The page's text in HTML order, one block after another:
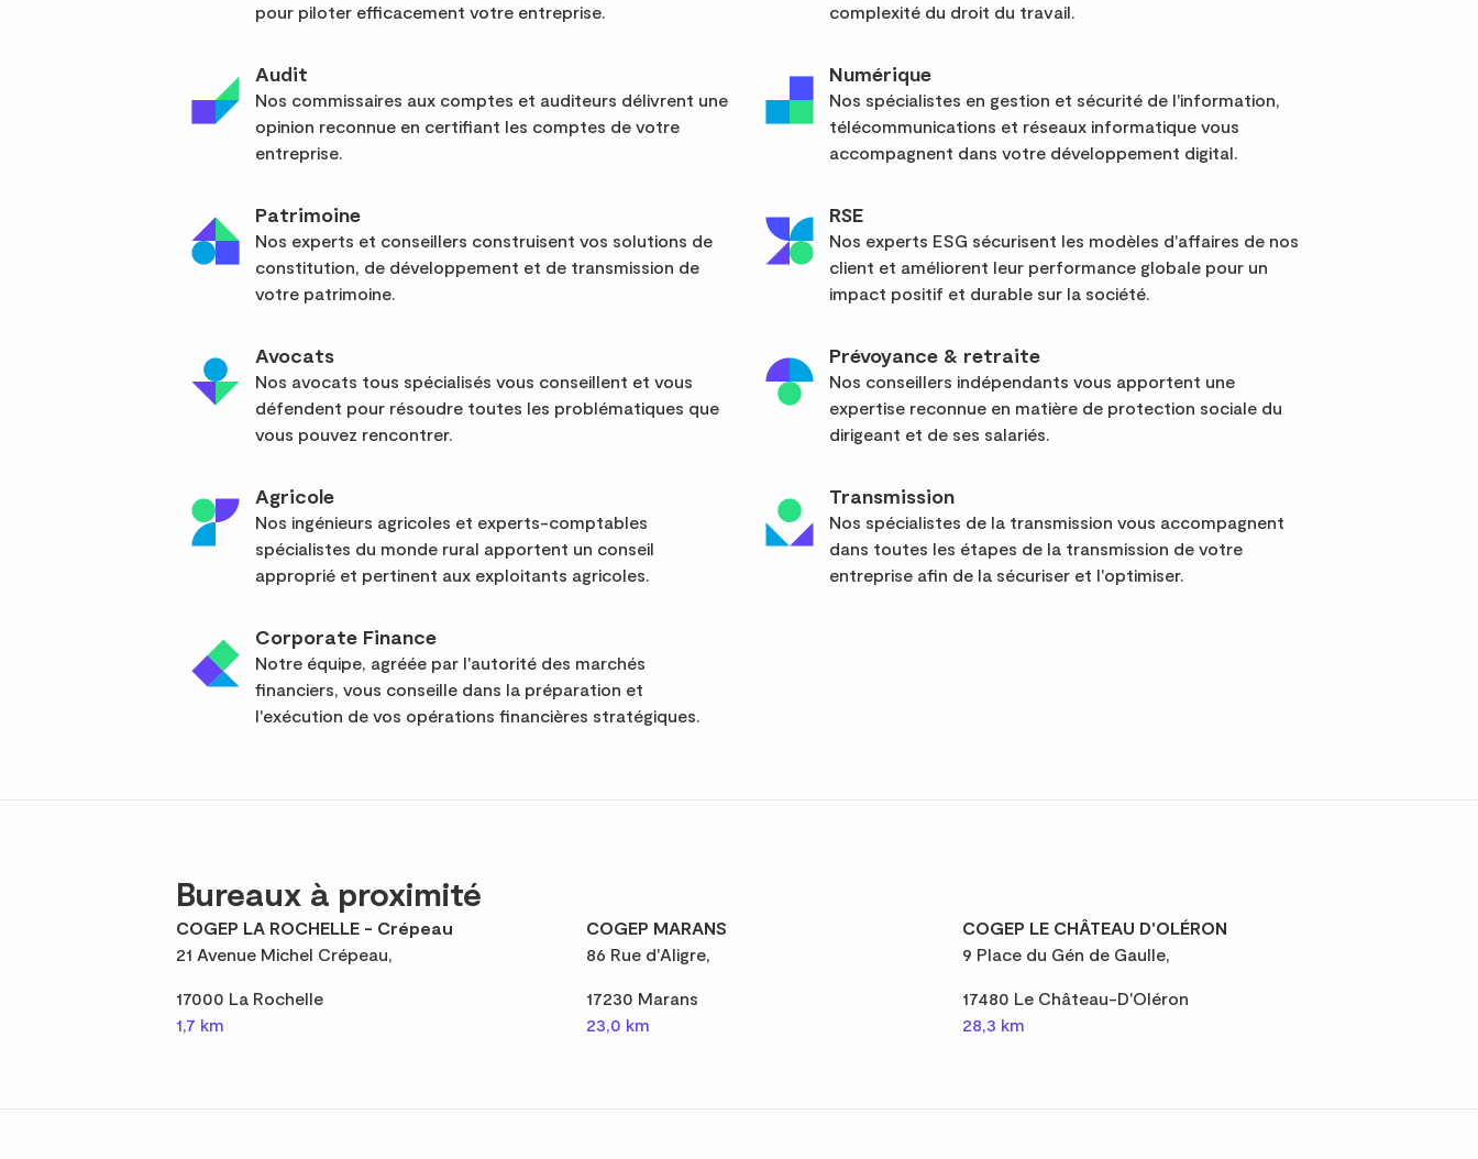
pour piloter efficacement votre entreprise.
complexité du droit du travail.
Audit
Nos commissaires aux comptes et auditeurs délivrent une
opinion reconnue en certifiant les comptes de votre
entreprise.
Numérique
Nos spécialistes en gestion et sécurité de l'information,
télécommunications et réseaux informatique vous
accompagnent dans votre développement digital.
Patrimoine
Nos experts et conseillers construisent vos solutions de
constitution, de développement et de transmission de
votre patrimoine.
RSE
Nos experts ESG sécurisent les modèles d'affaires de nos
client et améliorent leur performance globale pour un
impact positif et durable sur la société.
Avocats
Nos avocats tous spécialisés vous conseillent et vous
défendent pour résoudre toutes les problématiques que
vous pouvez rencontrer.
Prévoyance & retraite
Nos conseillers indépendants vous apportent une
expertise reconnue en matière de protection sociale du
dirigeant et de ses salariés.
Agricole
Nos ingénieurs agricoles et experts-comptables
spécialistes du monde rural apportent un conseil
approprié et pertinent aux exploitants agricoles.
Transmission
Nos spécialistes de la transmission vous accompagnent
dans toutes les étapes de la transmission de votre
entreprise afin de la sécuriser et l'optimiser.
Corporate Finance
Notre équipe, agréée par l'autorité des marchés
financiers, vous conseille dans la préparation et
l'exécution de vos opérations financières stratégiques.
Bureaux à proximité
COGEP LA ROCHELLE - Crépeau
21 Avenue Michel Crépeau,
17000 La Rochelle
1,7 km
COGEP MARANS
86 Rue d'Aligre,
17230 Marans
23,0 km
COGEP LE CHÂTEAU D'OLÉRON
9 Place du Gén de Gaulle,
17480 Le Château-D'Oléron
28,3 km